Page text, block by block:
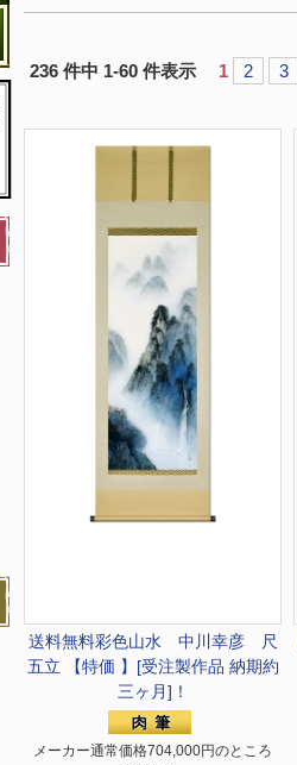
236 件中 1-60 件表示 1 2 3
送料無料彩色山水 中川幸彦 尺
五立 【特価 】[受注製作品 納期約
三ヶ月]！
メーカー通常価格704,000円のところ